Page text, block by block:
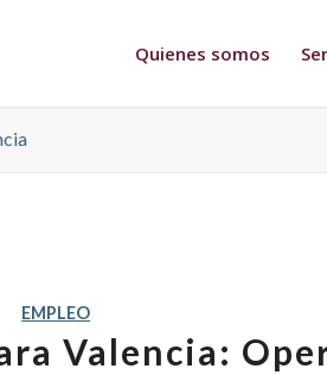
Quienes somos
EMPLEO
Valencia: